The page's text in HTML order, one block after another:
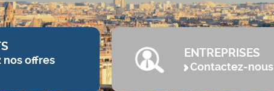
nos offres
ENTREPRISES
Contactez-nous